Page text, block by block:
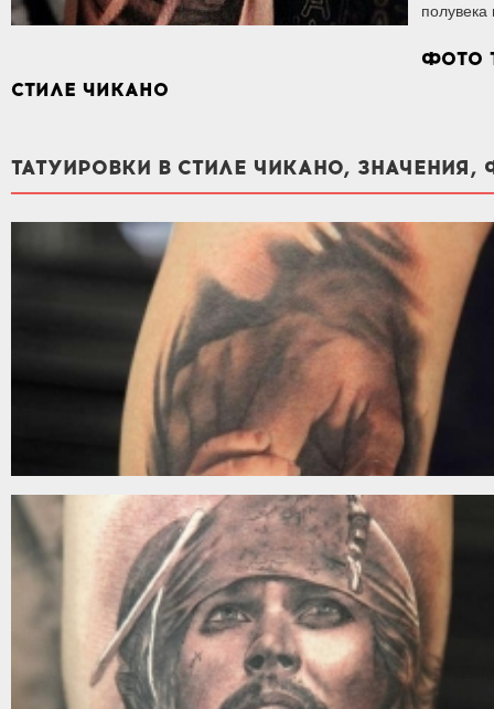
полувека
ФОТО
СТИЛЕ ЧИКАНО
ТАТУИРОВКИ В СТИЛЕ ЧИКАНО,